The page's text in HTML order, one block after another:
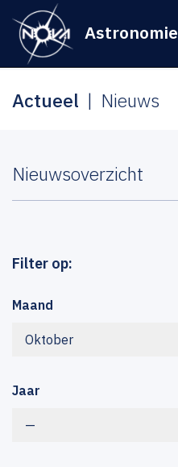
Astronomie
Actueel Nieuws
Nieuwsoverzicht
Filter op:
Maand
Oktober
Jaar
—